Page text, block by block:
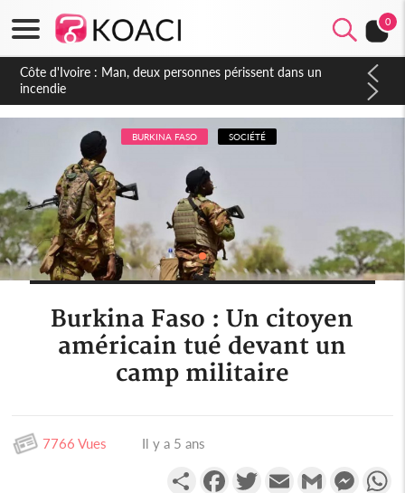
0
BURKINA FASO SOCIÉTÉ
Burkina Faso : Un citoyen
américain tué devant un
camp militaire
7766 Vues Il y a 5 ans
PartagerFacebookTwitterEmail Gmail